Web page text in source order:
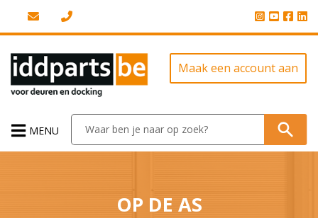
Maak een account aan
MENU
OP DE AS